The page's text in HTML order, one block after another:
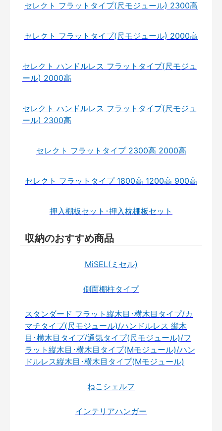
セレクト フラットタイプ(尺モジュール) 2300高
セレクト フラットタイプ(尺モジュール) 2000高
セレクト ハンドルレス フラットタイプ(尺モジュ
ール) 2000高
セレクト ハンドルレス フラットタイプ(尺モジュ
ール) 2300高
セレクト フラットタイプ 2300高 2000高
セレクト フラットタイプ 1800高 1200高 900高
押入棚板セット･押入枕棚板セット
収納のおすすめ商品
MiSEL(ミセル)
側面棚柱タイプ
スタンダード フラット縦木目･横木目タイプ/カ
マチタイプ(尺モジュール)/ハンドルレス 縦木
目･横木目タイプ/通気タイプ(尺モジュール)/フ
ラット縦木目･横木目タイプ(Mモジュール)/ハン
ドルレス縦木目･横木目タイプ(Mモジュール)
ねこシェルフ
インテリアハンガー